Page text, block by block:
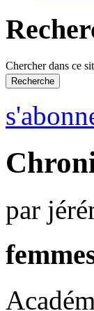
Chercher dans ce
par